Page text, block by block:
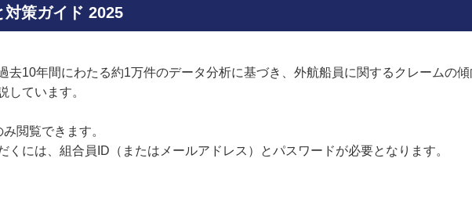
策ガイド 2025
去10年間にわたる約1万件のデータ分析に基づき、外航船員に関するクレームの
しています。
閲覧できます。
くには、組合員ID（またはメールアドレス）とパスワードが必要となります。